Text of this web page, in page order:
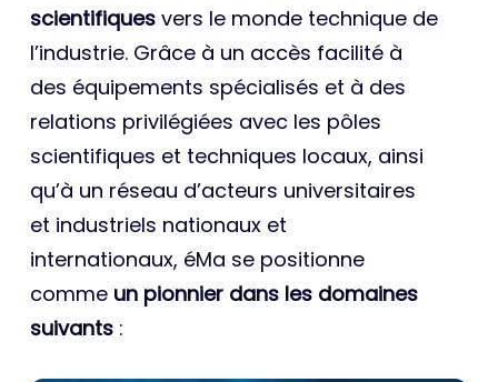
scientifiques vers le monde technique de
l’industrie. Grâce à un accès facilité à
des équipements spécialisés et à des
relations privilégiées avec les pôles
scientifiques et techniques locaux, ainsi
qu’à un réseau d’acteurs universitaires
et industriels nationaux et
internationaux, éMa se positionne
comme un pionnier dans les domaines
suivants :